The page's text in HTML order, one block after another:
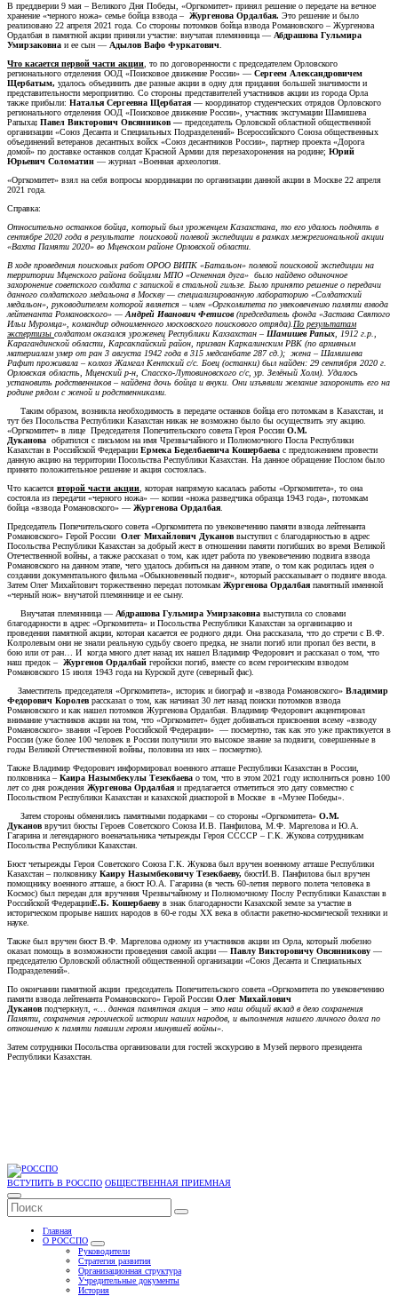
В преддверии 9 мая – Великого Дня Победы, «Оргкомитет» принял решение о передаче на вечное
хранение «черного ножа» семье бойца взвода – Жургенова Ордалбая. Это решение и было
реализовано 22 апреля 2021 года. Со стороны потомков бойца взвода Романовского – Жургенова
Ордалбая в памятной акции приняли участие: внучатая племянница — Абдрашова Гульмира
Умирзаковна и ее сын — Адылов Вафо Фуркатович.
Что касается первой части акции, то по договоренности с председателем Орловского
регионального отделения ООД «Поисковое движение России» — Сергеем Александровичем
Щербатым, удалось объединить две разные акции в одну для придания большей значимости и
представительности мероприятию. Со стороны представителей участников акции из города Орла
также прибыли: Наталья Сергеевна Щербатая — координатор студенческих отрядов Орловского
регионального отделения ООД «Поисковое движение России», участник эксгумации Шамишева
Рапыха; Павел Викторович Овсянников — председатель Орловской областной общественной
организации «Союз Десанта и Специальных Подразделений» Всероссийского Союза общественных
объединений ветеранов десантных войск «Союз десантников России», партнер проекта «Дорога
домой» по доставке останков солдат Красной Армии для перезахоронения на родине; Юрий
Юрьевич Соломатин — журнал «Военная археология.
«Оргкомитет» взял на себя вопросы координации по организации данной акции в Москве 22 апреля
2021 года.
Справка:
Относительно останков бойца, который был уроженцем Казахстана, то его удалось поднять в
сентябре 2020 года в результате поисковой полевой экспедиции в рамках межрегиональной акции
«Вахта Памяти 2020» во Мценском районе Орловской области.
В ходе проведения поисковых работ ОРОО ВИПК «Батальон» полевой поисковой экспедиции на
территории Мценского района бойцами МПО «Огненная дуга» было найдено одиночное
захоронение советского солдата с запиской в стальной гильзе. Было принято решение о передачи
данного солдатского медальона в Москву — специализированную лабораторию «Солдатский
медальон», руководителем которой является – член «Оргкомитета по увековечению памяти взвода
лейтенанта Романовского» —Андрей Иванович Фетисов(председатель фонда «Застава Святого
Ильи Муромца», командир одноименного московского поискового отряда).По результатам
экспертизы солдатом оказался уроженец Республики Кахзахстан – Шамишев Рапых, 1912 г.р.,
Карагандинской области, Карсакпайский район, призван Каркалинским РВК (по архивным
материалам умер от ран 3 августа 1942 года в 315 медсанбате 287 сд.); жена – Шамишева
Рафит проживала – колхоз Жамгал Кентский с/с. Боец (останки) был найден: 29 сентября 2020 г.
Орловская область, Мценский р-н, Спасско-Лутовиновского с/с, ур. Зелёный Холм). Удалось
установить родственников – найдена дочь бойца и внуки. Они изъявили желание захоронить его на
родине рядом с женой и родственниками.
Таким образом, возникла необходимость в передаче останков бойца его потомкам в Казахстан, и
тут без Посольства Республики Казахстан никак не возможно было бы осуществить эту акцию.
«Оргкомитет» в лице Председателя Попечительского совета Героя России О.М.
Дуканова обратился с письмом на имя Чрезвычайного и Полномочного Посла Республики
Казахстан в Российской Федерации Ермека Беделбаевича Кошербаева с предложением провести
данную акцию на территории Посольства Республики Казахстан. На данное обращение Послом было
принято положительное решение и акция состоялась.
Что касается второй части акции, которая напрямую касалась работы «Оргкомитета», то она
состояла из передачи «черного ножа» — копии «ножа разведчика образца 1943 года», потомкам
бойца «взвода Романовского» — Жургенова Ордалбая.
Председатель Попечительского совета «Оргкомитета по увековечению памяти взвода лейтенанта
Романовского» Герой России Олег Михайлович Дуканов выступил с благодарностью в адрес
Посольства Республики Казахстан за добрый жест в отношении памяти погибших во время Великой
Отечественной войны, а также рассказал о том, как идет работа по увековечению подвига взвода
Романовского на данном этапе, чего удалось добиться на данном этапе, о том как родилась идея о
создании документального фильма «Обыкновенный подвиг», который рассказывает о подвиге ввода.
Затем Олег Михайлович торжественно передал потомкам Жургенова Ордалбая памятный именной
«черный нож» внучатой племяннице и ее сыну.
Внучатая племянница — Абдрашова Гульмира Умирзаковна выступила со словами
благодарности в адрес «Оргкомитета» и Посольства Республики Казахстан за организацию и
проведения памятной акции, которая касается ее родного дяди. Она рассказала, что до стречи с В.Ф.
Колролевым они не знали реальную судьбу своего предка, не знали погиб или пропал без вести, в
бою или от ран… И когда много длет назад их нашел Владимир Федорович и рассказал о том, что
наш предок – Жургенов Ордалбай геройски погиб, вместе со всем героическим взводом
Романовского 15 июля 1943 года на Курской дуге (северный фас).
Заместитель председателя «Оргкомитета», историк и биограф и «взвода Романовского» Владимир
Федорович Королев рассказал о том, как начинал 30 лет назад поиски потомков взвода
Романовского и как нашел потомков Жургенова Ордалбая. Владимир Федорович акцентировал
внимание участников акции на том, что «Оргкомитет» будет добиваться присвоения всему «взводу
Романовского» звания «Героев Российской Федерации» — посмертно, так как это уже практикуется в
России (уже более 100 человек в России получили это высокое звание за подвиги, совершенные в
годы Великой Отечественной войны, половина из них – посмертно).
Также Владимир Федорович информировал военного атташе Республики Казахстан в России,
полковника – Каира Назымбекулы Тезекбаева о том, что в этом 2021 году исполниться ровно 100
лет со дня рождения Жургенова Ордалбая и предлагается отметиться это дату совместно с
Посольством Республики Казахстан и казахской диаспорой в Москве в «Музее Победы».
Затем стороны обменялись памятными подарками – со стороны «Оргкомитета» О.М.
Дуканов вручил бюсты Героев Советского Союза И.В. Панфилова, М.Ф. Маргелова и Ю.А.
Гагарина и легендарного военачальника четырежды Героя ССССР – Г.К. Жукова сотрудникам
Посольства Республики Казахстан.
Бюст четырежды Героя Советского Союза Г.К. Жукова был вручен военному атташе Республики
Казахстан – полковнику Каиру Назымбековичу Тезекбаеву, бюстИ.В. Панфилова был вручен
помощнику военного атташе, а бюст Ю.А. Гагарина (в честь 60-летия первого полета человека в
Космос) был передан для вручения Чрезвычайному и Полномочному Послу Республики Казахстан в
Российской ФедерацииЕ.Б. Кошербаеву в знак благодарности Казахской земле за участие в
историческом прорыве наших народов в 60-е годы XX века в области ракетно-космической техники и
науке.
Также был вручен бюст В.Ф. Маргелова одному из участников акции из Орла, который любезно
оказал помощь в возможности проведения самой акции — Павлу Викторовичу Овсянникову —
председателю Орловской областной общественной организации «Союз Десанта и Специальных
Подразделений».
По окончании памятной акции председатель Попечительского совета «Оргкомитета по увековечению
памяти взвода лейтенанта Романовского» Герой России Олег Михайлович
Дуканов подчеркнул, «… данная памятная акция – это наш общий вклад в дело сохранения
Памяти, сохранения героической истории наших народов, и выполнения нашего личного долга по
отношению к памяти павшим героям минувшей войны».
Затем сотрудники Посольства организовали для гостей экскурсию в Музей первого президента
Республики Казахстан.
ВСТУПИТЬ В РОССПО ОБЩЕСТВЕННАЯ ПРИЕМНАЯ
Главная
О РОССПО
Руководители
Стратегия развития
Организационная структура
Учредительные документы
История